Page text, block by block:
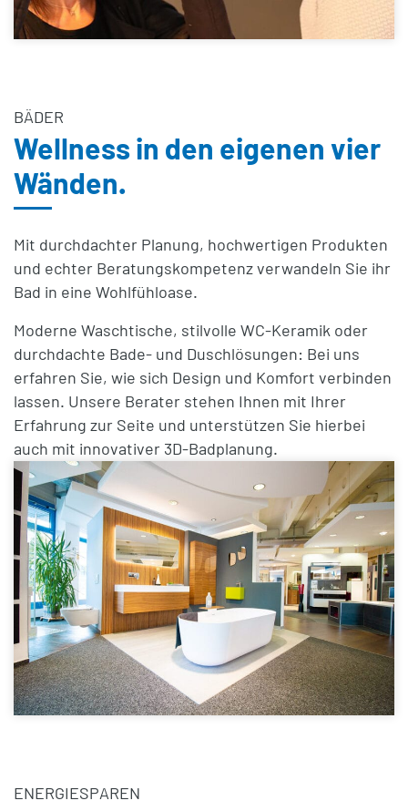
BÄDER
Wellness in den eigenen vier
Wänden.
Mit durchdachter Planung, hochwertigen Produkten
und echter Beratungskompetenz verwandeln Sie ihr
Bad in eine Wohlfühloase.
Moderne Waschtische, stilvolle WC-Keramik oder
durchdachte Bade- und Duschlösungen: Bei uns
erfahren Sie, wie sich Design und Komfort verbinden
lassen. Unsere Berater stehen Ihnen mit Ihrer
Erfahrung zur Seite und unterstützen Sie hierbei
auch mit innovativer 3D-Badplanung.
ENERGIESPAREN